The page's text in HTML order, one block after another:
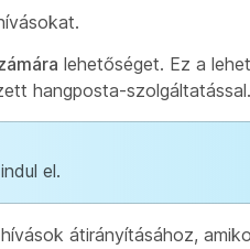
lehetőséget. Ez a
hangposta-szolgáltatással.
el.
átirányításához,